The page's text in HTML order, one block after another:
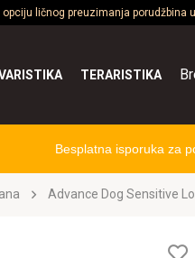
ličnog preuzimanja
TERARISTIKA
Besplatna isporuka za
Advance Dog Sensitive